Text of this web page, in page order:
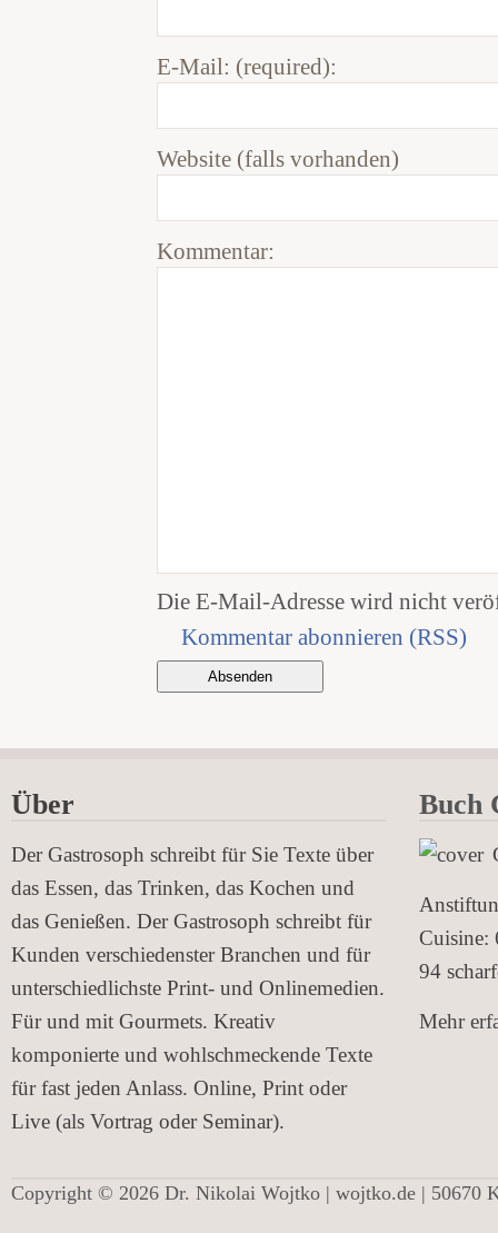
E-Mail: (required):
Website (falls vorhanden)
Kommentar:
Die E-Mail-Adresse wird nicht
Kommentar abonnieren (RSS)
Über
Der Gastrosoph schreibt für Sie Texte über
das Essen, das Trinken, das Kochen und
das Genießen. Der Gastrosoph schreibt für
Kunden verschiedenster Branchen und für
unterschiedlichste Print- und Onlinemedien.
Für und mit Gourmets. Kreativ
komponierte und wohlschmeckende Texte
für fast jeden Anlass. Online, Print oder
Live (als Vortrag oder Seminar).
Buch
Cuisine:
94
Mehr
Copyright © 2026 Dr. Nikolai Wojtko | wojtko.de | 50670